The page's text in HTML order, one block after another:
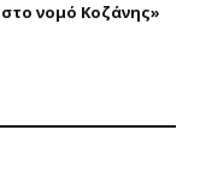
νομό Κοζάνης»